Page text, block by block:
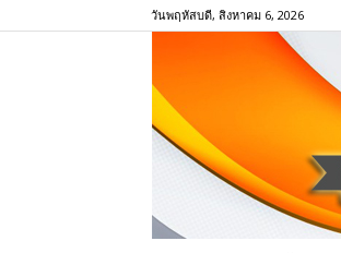
วันพฤหัสบดี, สิงหาคม 6, 2026